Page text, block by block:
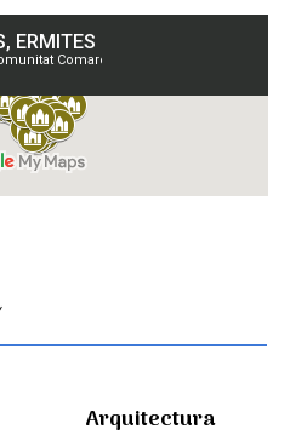
Arquitectura